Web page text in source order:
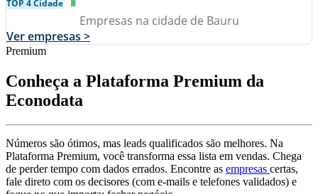
TOP 4 Cidade
Empresas na cidade de Bauru
Ver empresas >
Premium
Conheça a Plataforma Premium da
Econodata
Números são ótimos, mas leads qualificados são melhores. Na
Plataforma Premium, você transforma essa lista em vendas. Chega
de perder tempo com dados errados. Encontre as empresas certas,
fale direto com os decisores (com e-mails e telefones validados) e